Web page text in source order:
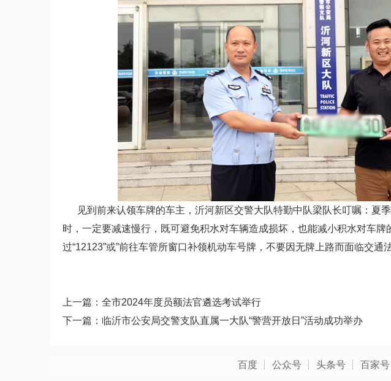
见到前来认领车牌的车主，沂河新区交警大队特勤中队梁队长叮嘱：夏
时，一定要减速慢行，既可避免积水对车辆造成损坏，也能减小积水对车牌
过“12123”或”前往车管所窗口补领机动车号牌，不要因无牌上路而面临交通
上一篇： 全市2024年度员额法官遴选考试举行
下一篇： ‌临沂市公安局交警支队直属一大队“警营开放日”活动成功举办‌
百度 ┊ 公众号 ┊ 头条号 ┊ 百家号